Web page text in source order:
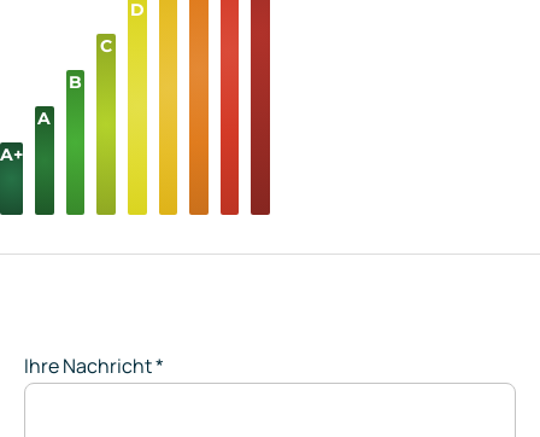
A+
A
B
C
D
Ihre Nachricht*